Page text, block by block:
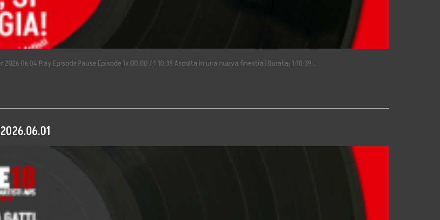
2026.06.04 Play Episode Pause Episode 1x 00:00 / 1:10:39 Ascolta in una nuova finestra | Durata: 1:10:39…